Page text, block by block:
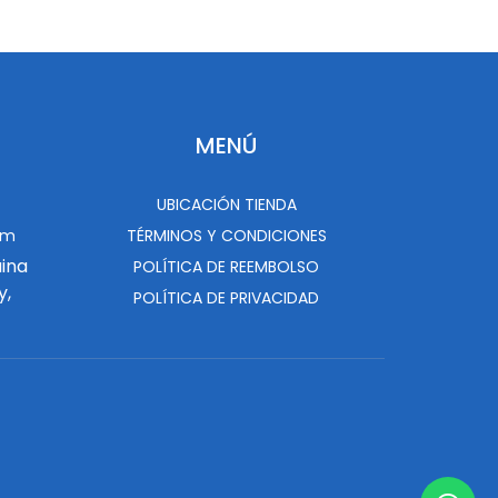
MENÚ
UBICACIÓN TIENDA
TÉRMINOS Y CONDICIONES
POLÍTICA DE REEMBOLSO
POLÍTICA DE PRIVACIDAD